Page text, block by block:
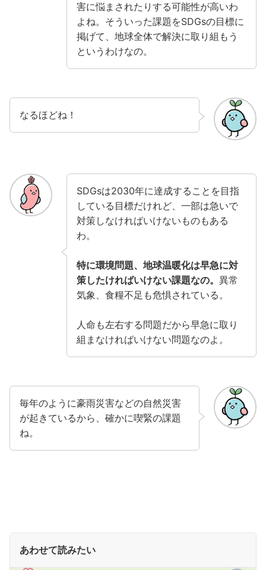
害に悩まされたりする可能性が高いわ
よね。そういった課題をSDGsの目標に
掲げて、地球全体で解決に取り組もう
というわけなの。
なるほどね！
SDGsは2030年に達成することを目指
している目標だけれど、一部は急いで
対策しなければいけないものもある
わ。
特に環境問題、地球温暖化は早急に対
策したければいけない課題なの。 異常
気象、食糧不足も危惧されている。
人命も左右する問題だから早急に取り
組まなければいけない問題なのよ。
毎年のように豪雨災害などの自然災害
が起きているから、確かに喫緊の課題
ね。
あわせて読みたい